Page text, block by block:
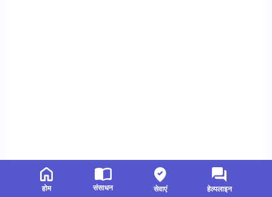
होम संसाधन सेवाएं हेल्पलाइन